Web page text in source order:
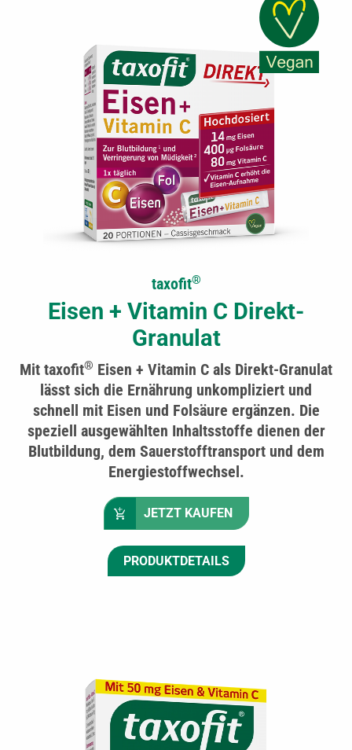
JETZT KAUFEN
PRODUKTDETAILS
taxofit®
Eisen + Vitamin C Direkt-
Granulat
Mit taxofit® Eisen + Vitamin C als Direkt-Granulat
lässt sich die Ernährung unkompliziert und
schnell mit Eisen und Folsäure ergänzen. Die
speziell ausgewählten Inhaltsstoffe dienen der
Blutbildung, dem Sauerstofftransport und dem
Energiestoffwechsel.